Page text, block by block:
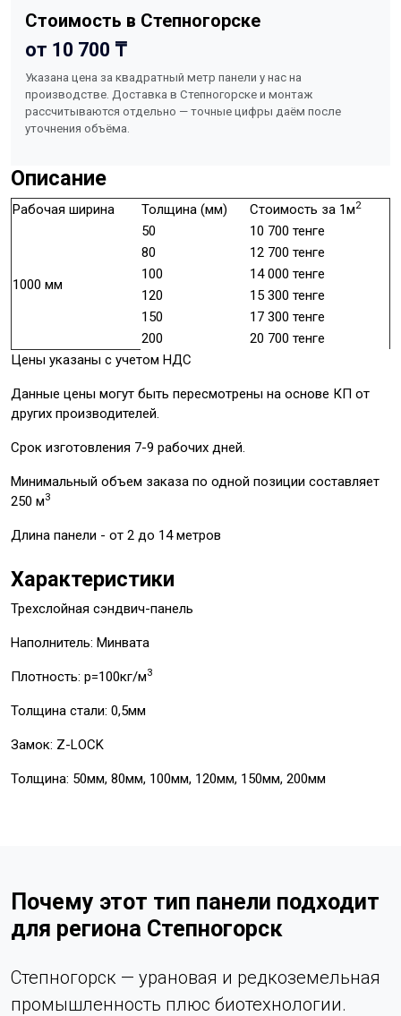
Стоимость в Степногорске
от 10 700 ₸
Указана цена за квадратный метр панели у нас на
производстве. Доставка в Степногорске и монтаж
рассчитываются отдельно — точные цифры даём после
уточнения объёма.
Описание
Рабочая ширина Толщина (мм) Стоимость за 1м2
1000 мм
50
10 700 тенге
80
12 700 тенге
100
14 000 тенге
120
15 300 тенге
150
17 300 тенге
200
20 700 тенге
Цены указаны с учетом НДС
Данные цены могут быть пересмотрены на основе КП от
других производителей.
Срок изготовления 7-9 рабочих дней.
Минимальный объем заказа по одной позиции составляет
250 м3
Длина панели - от 2 до 14 метров
Характеристики
Трехслойная сэндвич-панель
Наполнитель: Минвата
Плотность: p=100кг/м3
Толщина стали: 0,5мм
Замок: Z-LOCK
Толщина: 50мм, 80мм, 100мм, 120мм, 150мм, 200мм
Почему этот тип панели подходит
для региона Степногорск
Степногорск — урановая и редкоземельная
промышленность плюс биотехнологии.